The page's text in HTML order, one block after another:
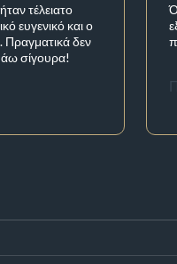
τέλειατο
ευγενικό και ο
δεν
σίγουρα!